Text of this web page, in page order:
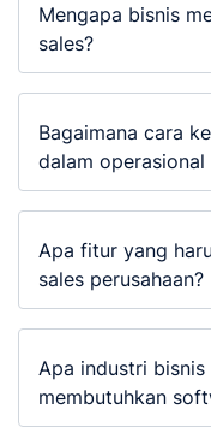
Mengapa bisnis
sales?
Bagaimana cara
dalam
Apa fitur yang
sales perusahaan?
Apa industri
membutuhkan